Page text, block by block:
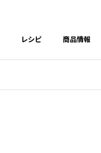
レシピ 商品情報